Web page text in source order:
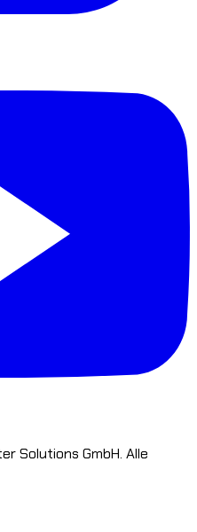
Solutions GmbH. Alle